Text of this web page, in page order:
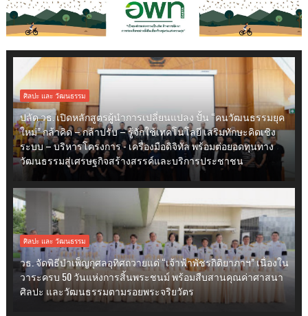
ศิลปะ และ วัฒนธรรม
ปลัด วธ. เปิดหลักสูตรผู้นำการเปลี่ยนแปลง ปั้น “คนวัฒนธรรมยุค
ใหม่” กล้าคิด – กล้าปรับ – รู้จักใช้เทคโนโลยี เสริมทักษะคิดเชิง
ระบบ – บริหารโครงการ - เครื่องมือดิจิทัล พร้อมต่อยอดทุนทาง
วัฒนธรรมสู่เศรษฐกิจสร้างสรรค์และบริการประชาชน
ศิลปะ และ วัฒนธรรม
วธ. จัดพิธีบำเพ็ญกุศลอุทิศถวายแด่ “เจ้าฟ้าพัชรกิติยาภาฯ” เนื่องใน
วาระครบ 50 วันแห่งการสิ้นพระชนม์ พร้อมสืบสานคุณค่าศาสนา
ศิลปะ และวัฒนธรรมตามรอยพระจริยวัตร